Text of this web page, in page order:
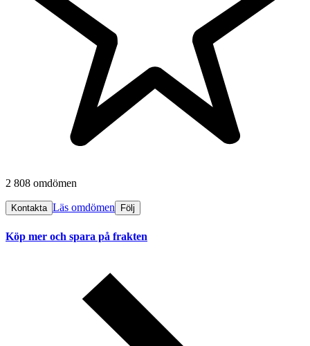
2 808 omdömen
Kontakta Läs omdömen Följ
Köp mer och spara på frakten